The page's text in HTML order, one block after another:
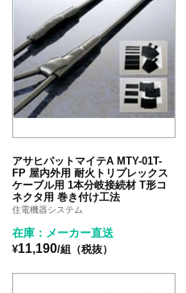
アサヒパットマイテA MTY-01T-
FP 屋内外用 耐火トリプレックス
ケーブル用 1本分岐接続材 T形コ
ネクタ用 巻き付け工法
住電機器システム
在庫：メーカー直送
¥11,190/組（税抜）